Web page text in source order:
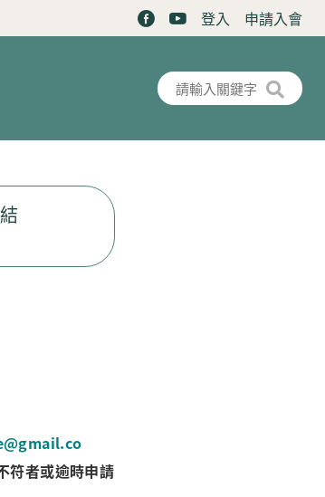
登入 申請入會
搜尋表單
搜尋
符者或逾時申請